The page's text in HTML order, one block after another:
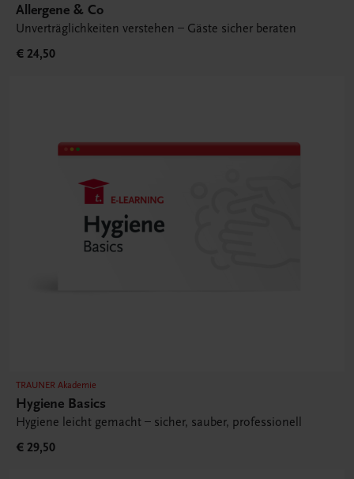
Allergene & Co
Unverträglichkeiten verstehen – Gäste sicher beraten
€ 24,50
TRAUNER Akademie
Hygiene Basics
Hygiene leicht gemacht – sicher, sauber, professionell
€ 29,50